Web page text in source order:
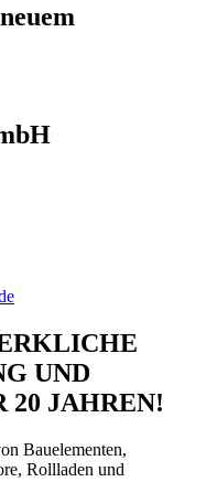
UND
20 JAHREN!
Bauelementen,
Rollladen und